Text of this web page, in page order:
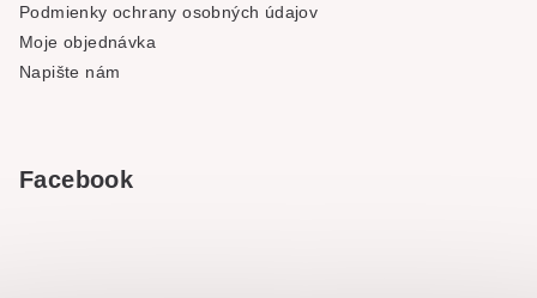
Podmienky ochrany osobných údajov
Moje objednávka
Napište nám
Facebook